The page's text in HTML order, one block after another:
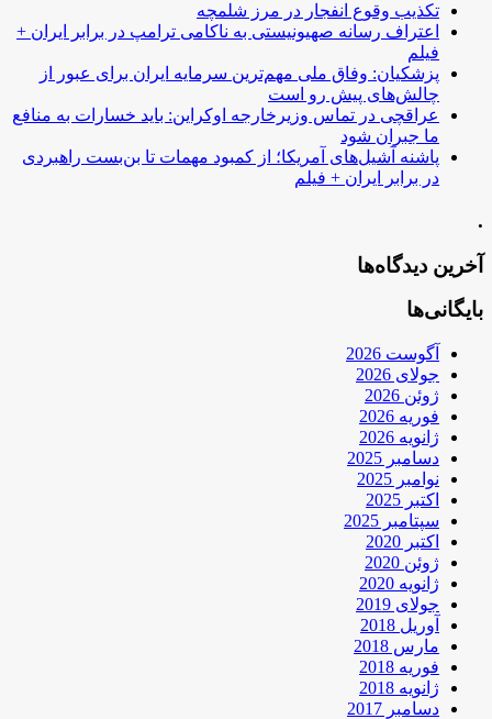
تکذیب وقوع انفجار در مرز شلمچه
اعتراف رسانه صهیونیستی به ناکامی ترامپ در برابر ایران +
فیلم
پزشکیان: وفاق ملی مهم‌ترین سرمایه ایران برای عبور از
چالش‌های پیش رو است
عراقچی در تماس وزیرخارجه اوکراین: باید خسارات به منافع
ما جبران شود
پاشنه آشیل‌های آمریکا؛ از کمبود مهمات تا بن‌بست راهبردی
در برابر ایران + فیلم
.
آخرین دیدگاه‌ها
بایگانی‌ها
آگوست 2026
جولای 2026
ژوئن 2026
فوریه 2026
ژانویه 2026
دسامبر 2025
نوامبر 2025
اکتبر 2025
سپتامبر 2025
اکتبر 2020
ژوئن 2020
ژانویه 2020
جولای 2019
آوریل 2018
مارس 2018
فوریه 2018
ژانویه 2018
دسامبر 2017